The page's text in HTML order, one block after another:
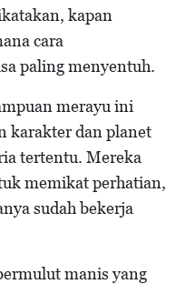
kapan
cara
paling menyentuh.
merayu ini
karakter dan planet
tertentu. Mereka
memikat perhatian,
sudah bekerja
manis yang